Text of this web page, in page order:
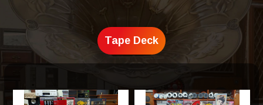
Tape Deck